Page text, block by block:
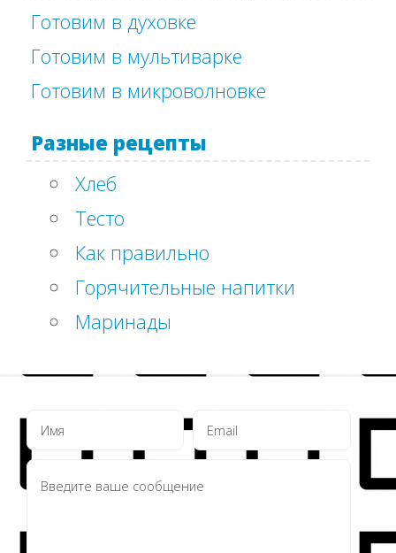
Готовим в духовке
Готовим в мультиварке
Готовим в микроволновке
Разные рецепты
Хлеб
Тесто
Как правильно
Горячительные напитки
Маринады